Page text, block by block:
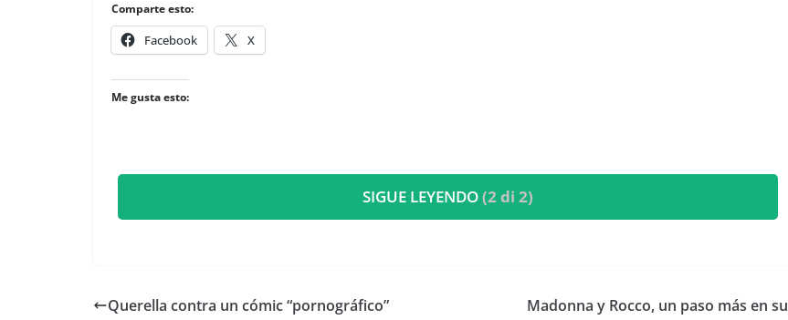
Comparte esto:
Facebook X
Me gusta esto:
SIGUE LEYENDO(2 di 2)
Querella contra un cómic “pornográfico”
​Madonna y Rocco, un paso más en su